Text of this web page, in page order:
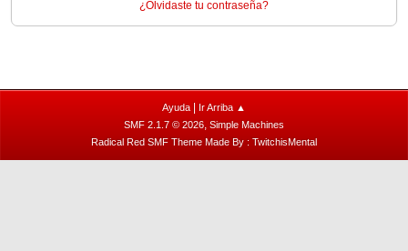
¿Olvidaste tu contraseña?
Ayuda
Ir Arriba ▲
SMF 2.1.7 © 2026, Simple Machines
Radical Red SMF Theme Made By : TwitchisMental